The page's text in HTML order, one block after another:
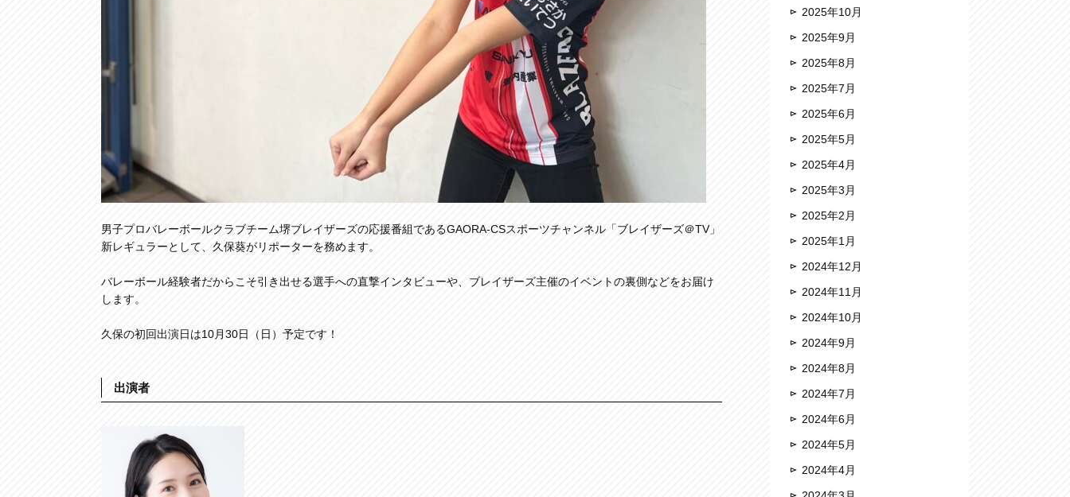
男子プロバレーボールクラブチーム堺ブレイザーズの応援番組であるGAORA-CSスポーツチャンネル「ブレイザーズ＠TV」
新レギュラーとして、久保葵がリポーターを務めます。
バレーボール経験者だからこそ引き出せる選手への直撃インタビューや、ブレイザーズ主催のイベントの裏側などをお届け
します。
久保の初回出演日は10月30日（日）予定です！
出演者
2025年10月
2025年9月
2025年8月
2025年7月
2025年6月
2025年5月
2025年4月
2025年3月
2025年2月
2025年1月
2024年12月
2024年11月
2024年10月
2024年9月
2024年8月
2024年7月
2024年6月
2024年5月
2024年4月